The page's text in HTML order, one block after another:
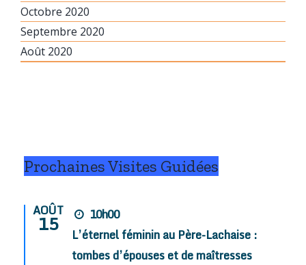
Octobre 2020
Septembre 2020
Août 2020
Prochaines Visites Guidées
AOÛT
15
10h00
L’éternel féminin au Père-Lachaise :
tombes d’épouses et de maîtresses